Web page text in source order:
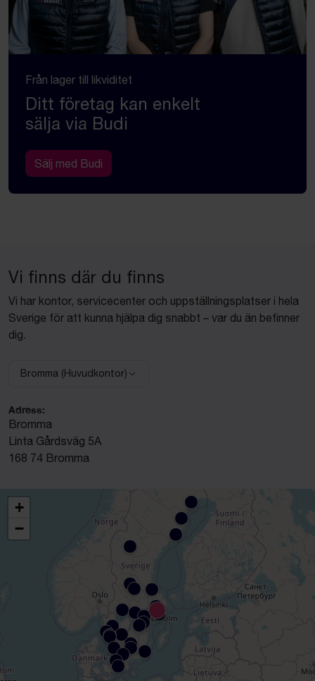
Från lager till likviditet
Ditt företag kan enkelt
sälja via Budi
Sälj med Budi
Vi finns där du finns
Vi har kontor, servicecenter och uppställningsplatser i hela
Sverige för att kunna hjälpa dig snabbt – var du än befinner
dig.
Välj anläggning:
Bromma (Huvudkontor)
Adress:
Bromma
Linta Gårdsväg 5A
168 74 Bromma
+
−